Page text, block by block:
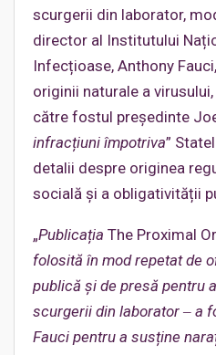
scurgerii din laborator,
director al Institutului
Infecțioase, Anthony
originii naturale a
către fostul președinte
infracțiuni împotriva”
detalii despre originea
socială și a obligativității
„Publicația The Proximal
folosită în mod repetat de
publică și de presă pentru
scurgerii din laborator ‒ a
Fauci pentru a susține